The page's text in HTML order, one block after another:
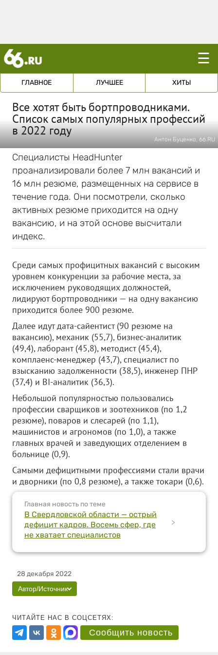
☰
ГЛАВНОЕ ЛУЧШЕЕ ХИТЫ
Все хотят быть бортпроводниками.
Список самых популярных профессий
в 2022 году
Антон Буценко, 66.RU
Специалисты HeadHunter
проанализировали более 7 млн вакансий и
16 млн резюме, размещенных на сервисе в
течение года. Они посмотрели, сколько
активных резюме приходится на одну
вакансию, и на этой основе высчитали
индекс.
Среди самых профицитных вакансий с высоким
уровнем конкуренции за рабочие места, за
исключением руководящих должностей,
лидируют бортпроводники — на одну вакансию
приходится более 900 резюме.
Далее идут дата-сайентист (90 резюме на
вакансию), механик (55,7), бизнес-аналитик
(49,4), лаборант (45,8), методист (45,4),
комплаенс-менеджер (43,7), специалист по
взысканию задолженности (38,5), инженер ПНР
(37,4) и BI-аналитик (36,3).
Небольшой популярностью пользовались
профессии сварщиков и зоотехников (по 1,2
резюме), поваров и слесарей (по 1,1),
машинистов и агрономов (по 1,0), а также
главных врачей и заведующих отделением в
больнице (0,9).
Самыми дефицитными профессиями стали врачи
и дворники (по 0,8 резюме), а также токари (0,6).
Главная новость по теме
В Свердловской области — острый
дефицит кадров. Восемь сфер, где
не хватает специалистов
>
28 декабря 2022
Автор/Источник
ЧИТАЙТЕ НАС В СОЦСЕТЯХ:
Сообщить новость